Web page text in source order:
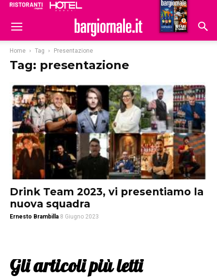
Hoteldomani
Home Tag Presentazione
Tag: presentazione
Drink Team 2023, vi presentiamo la
nuova squadra
Ernesto Brambilla 8 Giugno 2023
Gli articoli più letti